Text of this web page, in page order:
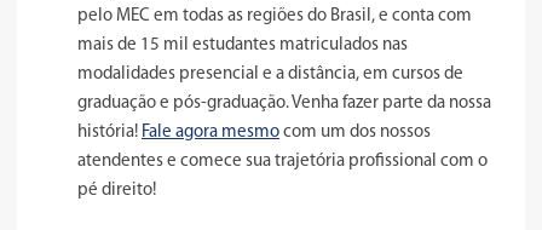
pelo MEC em todas as regiões do Brasil, e conta com
mais de 15 mil estudantes matriculados nas
modalidades presencial e a distância, em cursos de
graduação e pós-graduação. Venha fazer parte da nossa
história! Fale agora mesmo com um dos nossos
atendentes e comece sua trajetória profissional com o
pé direito!